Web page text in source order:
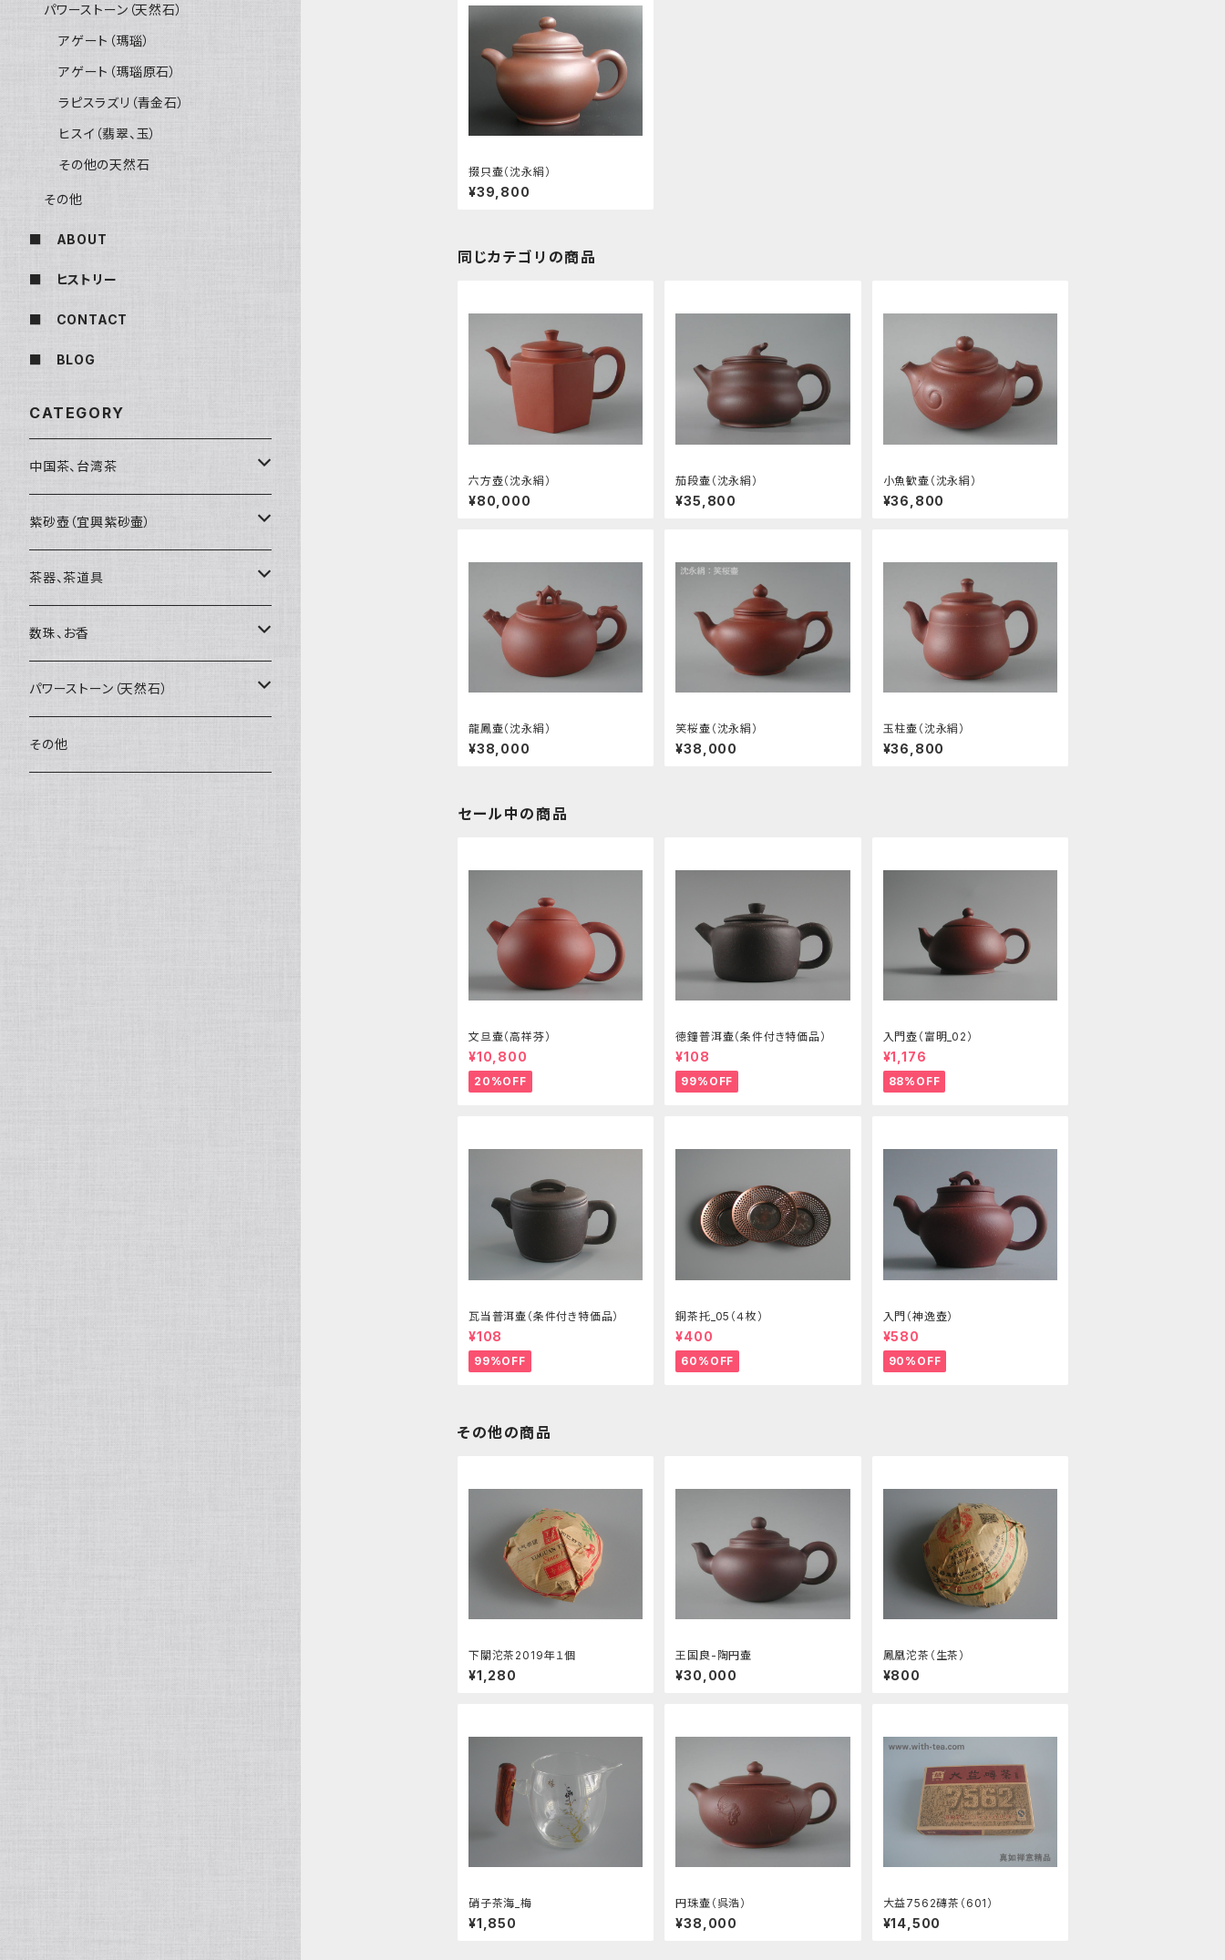
掇只壷（沈永絹）
¥39,800
同じカテゴリの商品
六方壺（沈永絹）
¥80,000
茄段壷（沈永絹）
¥35,800
小魚歓壷（沈永絹）
¥36,800
龍鳳壷（沈永絹）
¥38,000
笑桜壷（沈永絹）
¥38,000
玉柱壷（沈永絹）
¥36,800
セール中の商品
文旦壷（高祥芬）
¥10,800
20%OFF
徳鐘普洱壷（条件付き特価品）
¥108
99%OFF
入門壺（富明_02）
¥1,176
88%OFF
瓦当普洱壷（条件付き特価品）
¥108
99%OFF
銅茶托_05（４枚）
¥400
60%OFF
入門（神逸壺）
¥580
90%OFF
その他の商品
下關沱茶2019年１個
¥1,280
王国良-陶円壷
¥30,000
鳳凰沱茶（生茶）
¥800
硝子茶海_梅
¥1,850
円珠壷（呉浩）
¥38,000
大益7562磚茶（601）
¥14,500
パワーストーン（天然石）
アゲート（瑪瑙）
アゲート（瑪瑙原石）
ラピスラズリ（青金石）
ヒスイ（翡翠、玉）
その他の天然石
その他
■ ABOUT
■ ヒストリー
■ CONTACT
■ BLOG
CATEGORY
中国茶、台湾茶
烏龍茶（ウーロン茶）
黒茶（緊圧茶、普洱茶）
紅茶、白茶、緑茶
茶外茶、工藝茶、その他
紫砂壺（宜興紫砂壷）
大師、名人、高工の作品
周菊英（高級工藝美術師）
高級工藝美術師の作品
王柯鈞（高級工藝美術師）
茶器、茶道具
茶杯、聞香杯
茶海、茶漏（茶漉し）
蓋碗、壷承、茶船
数珠、お香
お香、香炉
数珠、その他
パワーストーン（天然石）
アゲート（瑪瑙）
その他